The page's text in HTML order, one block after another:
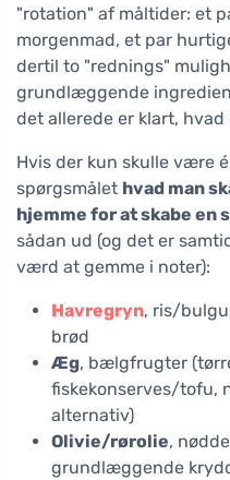
"rotation" af måltider: et
morgenmad, et par
dertil to "rednings"
grundlæggende
det allerede er klart, hvad
Hvis der kun skulle være
spørgsmålet hvad man
hjemme for at skabe en
sådan ud (og det er
værd at gemme i noter):
Havregryn, ris/
brød
Æg, bælgfrugter
fiskekonserves/tofu,
alternativ)
Olivie/rørolie,
grundlæggende